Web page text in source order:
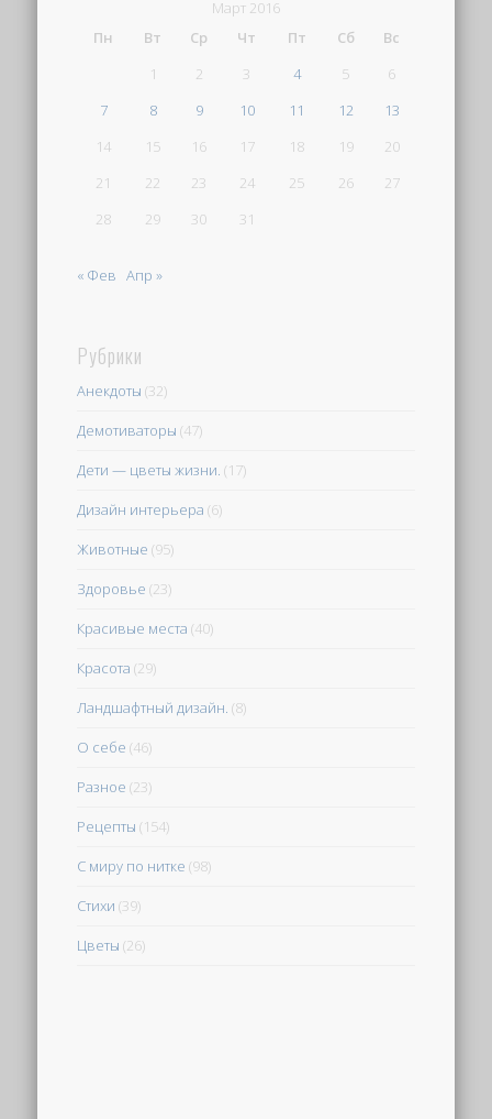
Март 2016
Пн
Вт Ср Чт Пт Сб
Вс
1
2 3 4 5
6
7
8 9 10 11 12
13
14
15 16 17 18 19
20
21
22 23 24 25 26
27
28
29 30 31
« Фев Апр »
Рубрики
Анекдоты (32)
Демотиваторы (47)
Дети — цветы жизни. (17)
Дизайн интерьера (6)
Животные (95)
Здоровье (23)
Красивые места (40)
Красота (29)
Ландшафтный дизайн. (8)
О себе (46)
Разное (23)
Рецепты (154)
С миру по нитке (98)
Стихи (39)
Цветы (26)